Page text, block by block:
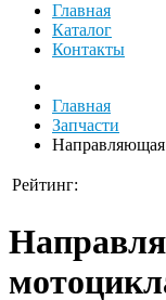
Главная
Каталог
Контакты
Главная
Запчасти
Направляющая
Рейтинг: